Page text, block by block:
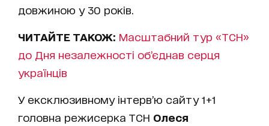
довжиною у 30 років.
ЧИТАЙТЕ ТАКОЖ: Масштабний тур «ТСН»
до Дня незалежності об’єднав серця
українців
У ексклюзивному інтерв’ю сайту 1+1
головна режисерка ТСН Олеся